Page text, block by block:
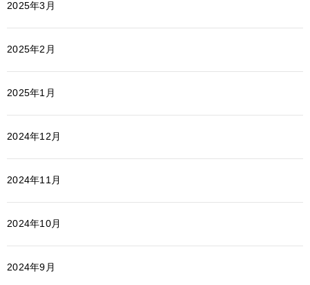
2025年3月
2025年2月
2025年1月
2024年12月
2024年11月
2024年10月
2024年9月